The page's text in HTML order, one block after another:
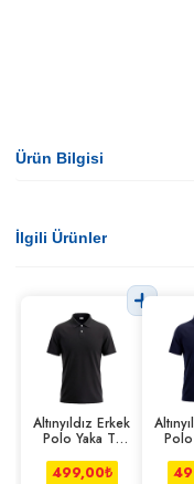
Ürün Bilgisi
İlgili Ürünler
Altınyıldız Erkek
Polo Yaka T-
499,00₺
Polo